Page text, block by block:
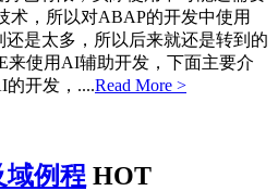
术，所以对ABAP的开发中使用
是太多，所以后来就还是转到的
来使用AI辅助开发，下面主要介
的开发，....Read More >
域例程 HOT